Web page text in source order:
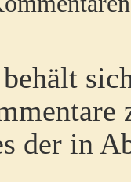
der in